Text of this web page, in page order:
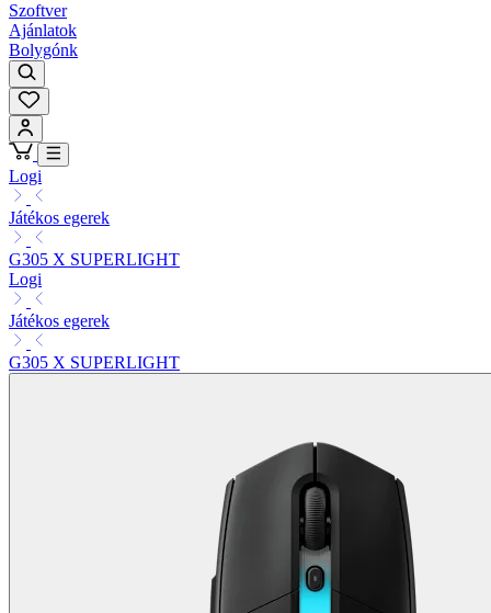
Szoftver
Ajánlatok
Bolygónk
Logi
Játékos egerek
G305 X SUPERLIGHT
Logi
Játékos egerek
G305 X SUPERLIGHT